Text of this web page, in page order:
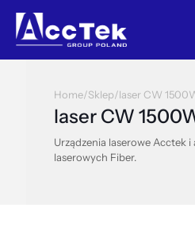
Home/Sklep/laser CW
laser CW
Urządzenia laserowe Acctek
laserowych Fiber.